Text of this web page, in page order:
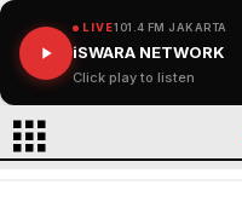
LIVE101.4 FM JAKARTA
iSWARA NETWORK
Click play to listen